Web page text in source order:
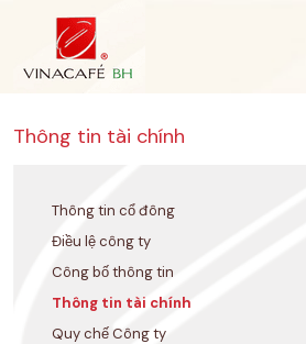
Thông tin tài chính
Thông tin cổ đông
Điều lệ công ty
Công bố thông tin
Thông tin tài chính
Quy chế Công ty